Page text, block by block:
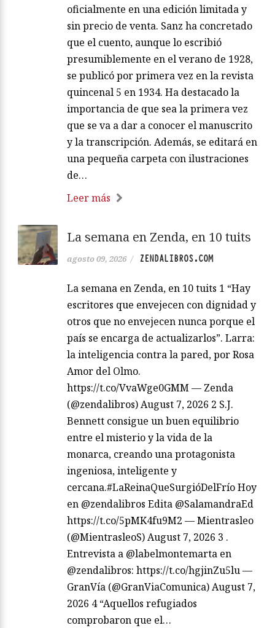
oficialmente en una edición limitada y
sin precio de venta. Sanz ha concretado
que el cuento, aunque lo escribió
presumiblemente en el verano de 1928,
se publicó por primera vez en la revista
quincenal 5 en 1934. Ha destacado la
importancia de que sea la primera vez
que se va a dar a conocer el manuscrito
y la transcripción. Además, se editará en
una pequeña carpeta con ilustraciones
de…
Leer más
La semana en Zenda, en 10 tuits
agosto 09, 2026 / ZENDALIBROS.COM
La semana en Zenda, en 10 tuits 1 “Hay
escritores que envejecen con dignidad y
otros que no envejecen nunca porque el
país se encarga de actualizarlos”. Larra:
la inteligencia contra la pared, por Rosa
Amor del Olmo.
https://t.co/VvaWge0GMM — Zenda
(@zendalibros) August 7, 2026 2 S.J.
Bennett consigue un buen equilibrio
entre el misterio y la vida de la
monarca, creando una protagonista
ingeniosa, inteligente y
cercana.#LaReinaQueSurgióDelFrío Hoy
en @zendalibros Edita @SalamandraEd
https://t.co/5pMK4fu9M2 — Mientrasleo
(@MientrasleoS) August 7, 2026 3 .
Entrevista a @labelmontemarta en
@zendalibros: https://t.co/hgjinZu5lu —
GranVía (@GranViaComunica) August 7,
2026 4 “Aquellos refugiados
comprobaron que el…